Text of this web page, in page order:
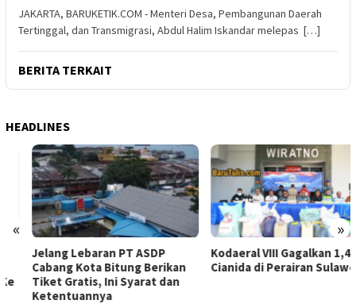
JAKARTA, BARUKETIK.COM - Menteri Desa, Pembangunan Daerah
Tertinggal, dan Transmigrasi, Abdul Halim Iskandar melepas […]
BERITA TERKAIT
HEADLINES
« »
Jelang Lebaran PT ASDP
Cabang Kota Bitung Berikan
Tiket Gratis, Ini Syarat dan
Ketentuannya
Kodaeral VIII Gagalkan 1,4 Ton
Cianida di Perairan Sulawesi